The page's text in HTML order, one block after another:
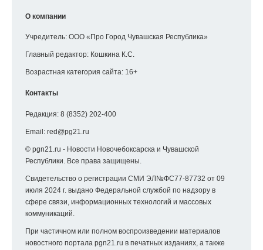
О компании
Учредитель: ООО «Про Город Чувашская Республика»
Главный редактор: Кошкина К.С.
Возрастная категория сайта: 16+
Контакты
Редакция: 8 (8352) 202-400
Email: red@pg21.ru
© pgn21.ru - Новости Новочебоксарска и Чувашской
Республики. Все права защищены.
Свидетельство о регистрации СМИ ЭЛ№ФС77-87732 от 09
июля 2024 г. выдано Федеральной службой по надзору в
сфере связи, информационных технологий и массовых
коммуникаций.
При частичном или полном воспроизведении материалов
новостного портала pgn21.ru в печатных изданиях, а также